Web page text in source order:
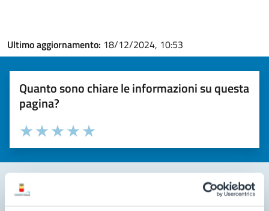
Ultimo aggiornamento: 18/12/2024, 10:53
Quanto sono chiare le informazioni su questa
pagina?
Valuta la chiarezza delle informazioni (da 1 a 5 stelle)
Seleziona il numero di stelle per valutare la chiarezza delle
Valuta 5 stelle su 5
Valuta 4 stelle su 5
Valuta 3 stelle su 5
Valuta 2 stelle su 5
Valuta 1 stelle su 5